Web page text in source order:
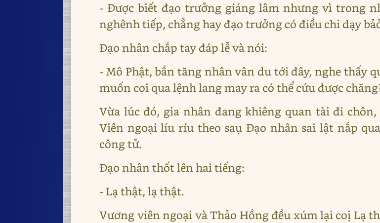
- Được biết đạo trưởng giáng lâm nhưng vì trong
nghênh tiếp, chẳng hay đạo trưởng có điều chi dạy
Đạo nhân chắp tay đáp lễ và nói:
- Mô Phật, bần tăng nhân vân du tới đây, nghe thấy
muốn coi qua lệnh lang may ra có thể cứu được
Vừa lúc đó, gia nhân đang khiêng quan tài đi
Viên ngoại líu ríu theo saụ Đạo nhân sai lật nắp
công tử.
Đạo nhân thốt lên hai tiếng:
- Lạ thật, lạ thật.
Vương viên ngoại và Thảo Hồng đều xúm lại coị Lạ